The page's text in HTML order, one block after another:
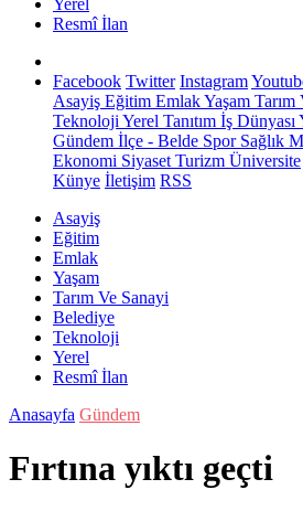
Yerel
Resmî İlan
Facebook Twitter Instagram
Asayiş Eğitim EmlakYaşam Tarım
Teknoloji Yerel Tanıtım İş Dünyası
Gündem İlçe - Belde SporSağlık
Ekonomi Siyaset Turizm Üniversite
Künye İletişim RSS
Asayiş
Eğitim
Emlak
Yaşam
Tarım Ve Sanayi
Belediye
Teknoloji
Yerel
Resmî İlan
Anasayfa Gündem
Fırtına yıktı geçti